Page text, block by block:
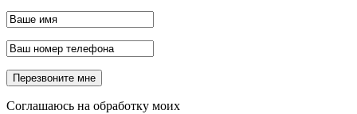
Соглашаюсь на обработку моих